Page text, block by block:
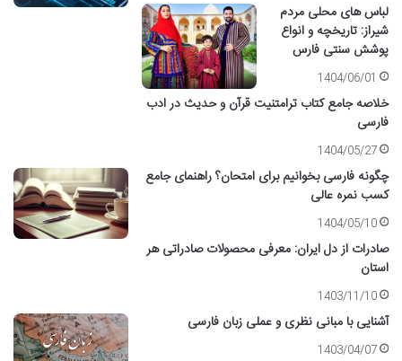
لباس های محلی مردم
شیراز: تاریخچه و انواع
پوشش سنتی فارس
1404/06/01
خلاصه جامع کتاب ترامتنیت قرآن و حدیث در ادب
فارسی
1404/05/27
چگونه فارسی بخوانیم برای امتحان؟ راهنمای جامع
کسب نمره عالی
1404/05/10
صادرات از دل ایران: معرفی محصولات صادراتی هر
استان
1403/11/10
آشنایی با مبانی نظری و عملی زبان فارسی
1403/04/07